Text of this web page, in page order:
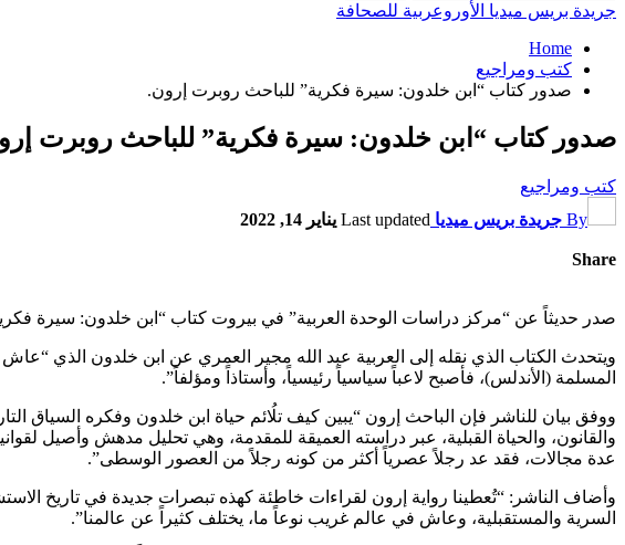
جريدة بريس ميديا الأوروعربية للصحافة
Home
كتب ومراجيع
صدور كتاب “ابن خلدون: سيرة فكرية” للباحث روبرت إرون.
صدور كتاب “ابن خلدون: سيرة فكرية” للباحث روبرت
كتب ومراجيع
By جريدة بريس ميديا Last updated يناير 14, 2022
Share
صدر حديثاً عن “مركز دراسات الوحدة العربية” في بيروت كتاب “ابن خلدون: سيرة
ويتحدث الكتاب الذي نقله إلى العربية عبد الله مجير العمري عن ابن خلدون الذي
المسلمة (الأندلس)، فأصبح لاعباً سياسياً رئيسياً، وأستاذاً ومؤلفاً”.
ووفق بيان للناشر فإن الباحث إرون “يبين كيف تلُائم حياة ابن خلدون وفكره السياق
والقانون، والحياة القبلية، عبر دراسته العميقة للمقدمة، وهي تحليل مدهش وأصيل
عدة مجالات، فقد عد رجلاً عصرياً أكثر من كونه رجلاً من العصور الوسطى”.
وأضاف الناشر: “تُعطينا رواية إرون لقراءات خاطئة كهذه تبصرات جديدة في تاريخ
السرية والمستقبلية، وعاش في عالم غريب نوعاً ما، يختلف كثيراً عن عالمنا”.